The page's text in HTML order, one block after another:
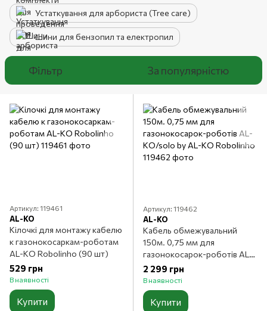
Устаткування для арбориста (Tree care)
Шини для бензопил та електропил
Фільтр За популярністю
Артикул: 119461
AL-KO
Кілочкі для монтажу кабелю
к газонокосаркам-роботам
AL-KO Robolinho (90 шт)
529 грн
В наявності
Купити
Артикул: 119462
AL-KO
Кабель обмежувальний
150м. 0,75 мм для
газонокосарок-роботів AL-
KO/solo by AL-KO Robolinho
2 299 грн
В наявності
Купити